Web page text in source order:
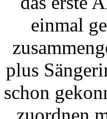
einmal
plus
schon